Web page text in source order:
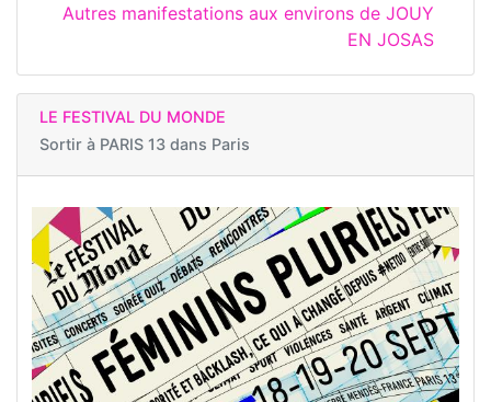
Autres manifestations aux environs de JOUY
EN JOSAS
LE FESTIVAL DU MONDE
Sortir à PARIS 13 dans Paris